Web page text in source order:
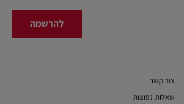
להרשמה
צור קשר
שאלות נפוצות